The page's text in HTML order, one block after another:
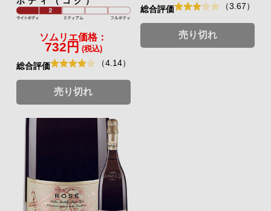
ソムリエ価格：
732円 (税込)
総合評価 （4.14）
売り切れ
総合評価 （3.67）
売り切れ